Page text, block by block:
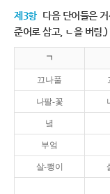
제3항 다음 단어들은
준어로 삼고, ㄴ을 버림.)
ㄱ
끄나풀
나팔-꽃
녘
부엌
살-쾡이